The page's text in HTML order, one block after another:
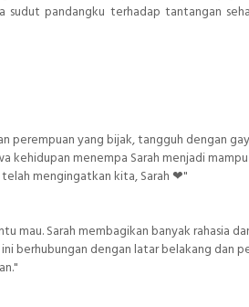
pandangku terhadap tantangan
perempuan yang bijak, tangguh dengan
kehidupan menempa Sarah menjadi
mengingatkan kita, Sarah ❤"
mau. Sarah membagikan banyak rahasia
berhubungan dengan latar belakang dan